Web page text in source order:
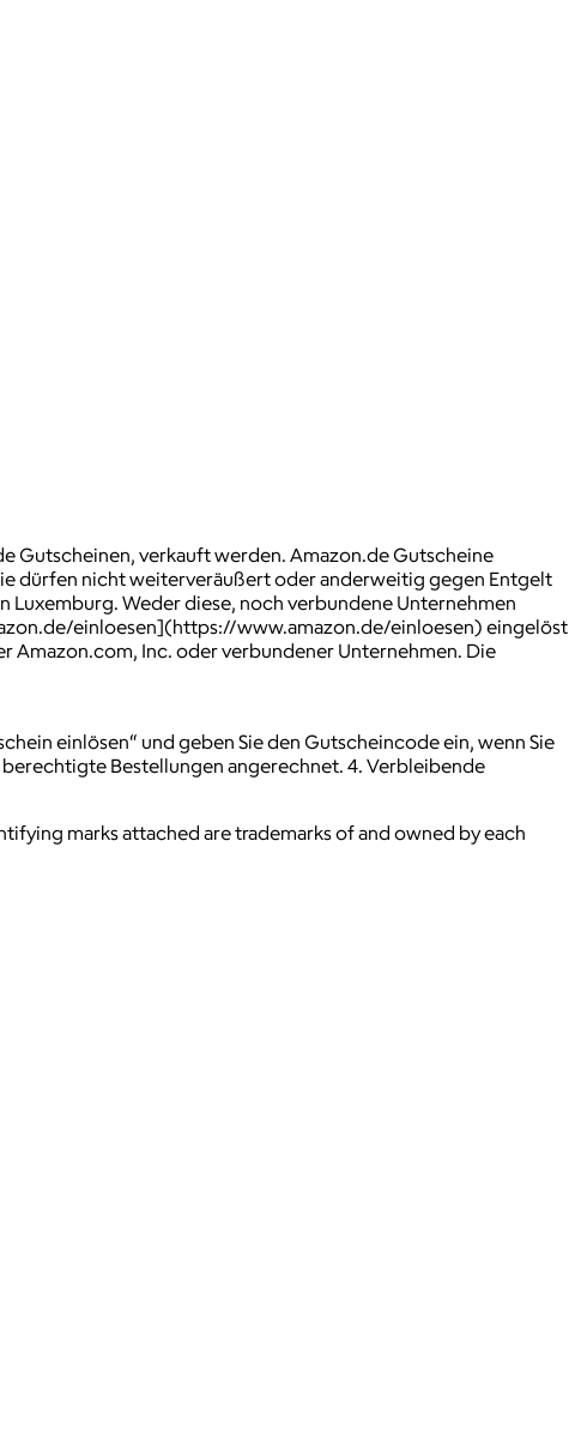
Gutscheinen, verkauft werden. Amazon.de Gutscheine
dürfen nicht weiterveräußert oder anderweitig gegen Entgelt
Luxemburg. Weder diese, noch verbundene Unternehmen
einloesen](https://www.amazon.de/einloesen) eingelöst
Amazon.com, Inc. oder verbundener Unternehmen. Die
einlösen“ und geben Sie den Gutscheincode ein, wenn Sie
Bestellungen angerechnet. 4. Verbleibende
marks attached are trademarks of and owned by each